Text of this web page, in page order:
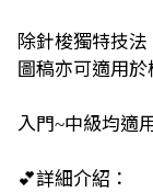
除針梭獨特技法
圖稿亦可適用
入門~中級均適
💕詳細介紹：